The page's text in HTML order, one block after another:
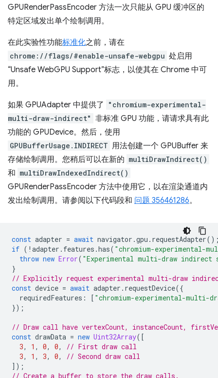
GPURenderPassEncoder 方法一次只能从 GPU 缓冲区的
特定区域发出单个绘制调用。
在此实验性功能标准化之前，请在
chrome://flags/#enable-unsafe-webgpu 处启用
“Unsafe WebGPU Support”标志，以使其在 Chrome 中可
用。
如果 GPUAdapter 中提供了
"chromium-experimental-
multi-draw-indirect" 非标准 GPU 功能，请请求具有此
功能的 GPUDevice。然后，使用
GPUBufferUsage.INDIRECT 用法创建一个 GPUBuffer 来
存储绘制调用。您稍后可以在新的 multiDrawIndirect()
和 multiDrawIndexedIndirect()
GPURenderPassEncoder 方法中使用它，以在渲染通道内
发出绘制调用。请参阅以下代码段和 问题 356461286。
const adapter = await navigator .gpu . requestAdapter
if ( ! adapter . features .has( "chromium-experimental-
throw new Error( "Experimental multi-draw
}
// Explicitly request experimental multi-draw
const device = await adapter . requestDevice({
requiredFeatures : [ "chromium-experimental-multi-
});
// Draw call have vertexCount, instanceCount,
const drawData = new Uint32Array([
3, 1 , 0, 0,
// First draw call
3, 1 , 3, 0,
// Second draw call
]);
// Create a buffer to store the draw calls.